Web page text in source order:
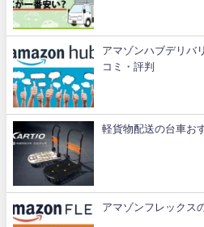
アマゾンハブデリバ
コミ・評判
軽貨物配送の台車お
アマゾンフレックス